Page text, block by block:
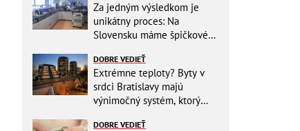
Za jedným výsledkom je
unikátny proces: Na
Slovensku máme špičkové
DOBRE VEDIEŤ
Extrémne teploty? Byty v
srdci Bratislavy majú
výnimočný systém, ktorý
DOBRE VEDIEŤ